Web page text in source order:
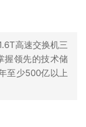
高速交换机三
握领先的技术储
至少500亿以上